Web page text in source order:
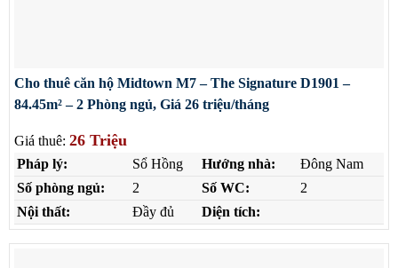
Cho thuê căn hộ Midtown M7 – The Signature D1901 –
84.45m² – 2 Phòng ngủ, Giá 26 triệu/tháng
Giá thuê: 26 Triệu
Pháp lý: Sổ Hồng Hướng nhà:
Đông Nam
Số phòng ngủ:
2 Số WC:
2
Nội thất:
Đầy đủ Diện tích: